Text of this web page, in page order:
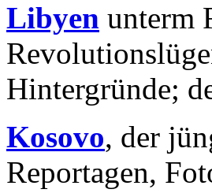
Libyen unterm
Hintergründe;
Kosovo, der
Reportagen,